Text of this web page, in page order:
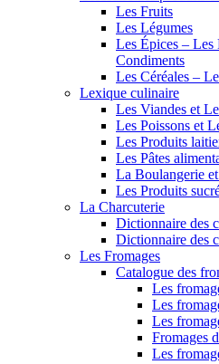
Les Fruits
Les Légumes
Les Épices – Les
Condiments
Les Céréales –
Lexique culinaire
Les Viandes et
Les Poissons et
Les Produits
Les Pâtes
La Boulangerie
Les Produits
La Charcuterie
Dictionnaire des
Dictionnaire des
Les Fromages
Catalogue des
Les
Les
Les
Fromages
Les